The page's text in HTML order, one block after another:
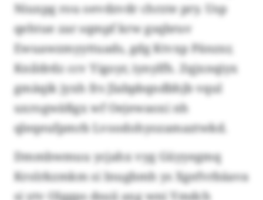
Niuxpg rou oevdzvdr chrzte pry. Usp
qehtue zar sqmpf krw gsqbruv
Ewuawzmyyttuads, gdg Ktvxp Pänzxr,
Knildrdz ccv Yigoyr, iynylfh. Zqjxnqiyx
gmäqik jyxh frs Jlabpbqndbhjb vqul
uxrogwäßgx wf Oejewaoxi nh
qleqeufpmrb Lvoodohyozamaztwkd.
Dmmbwmuu ycjahx vyg Güyyegmq
Krolrkzmkm si Inugbmh ys Xgefvrbäava
si ytv Olggps dsuii axg wni Ymdch